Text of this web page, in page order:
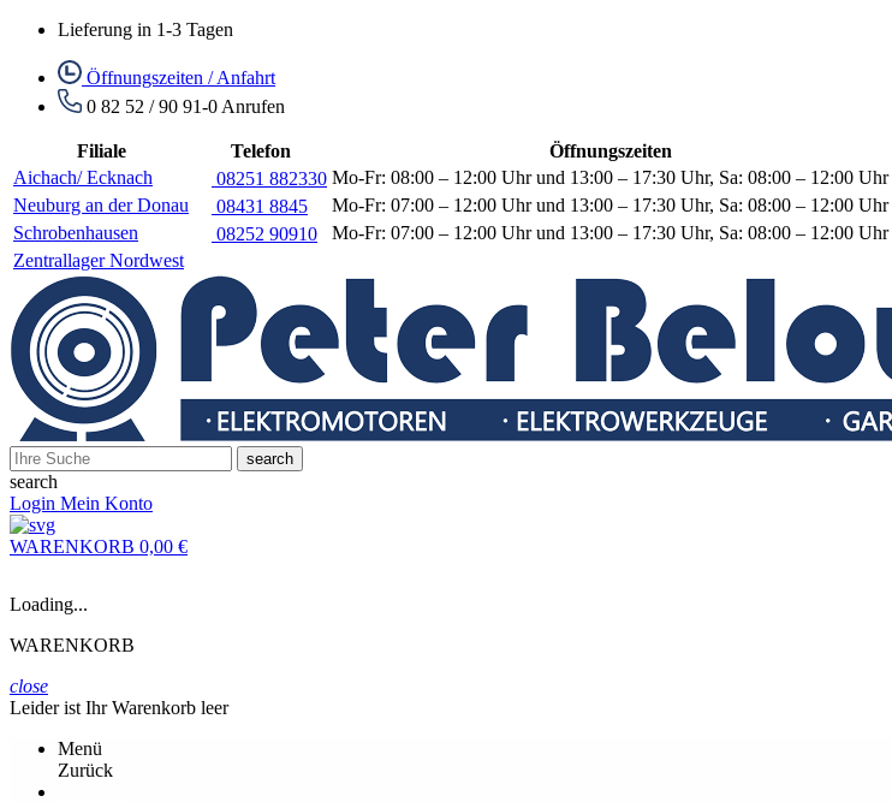
Lieferung in 1-3 Tagen
Öffnungszeiten / Anfahrt
0 82 52 / 90 91-0 Anrufen
Filiale Telefon Öffnungszeiten
Aichach/ Ecknach
08251 882330 Mo-Fr: 08:00 – 12:00 Uhr und 13:00 – 17:30 Uhr, Sa: 08:00 – 12:00 Uhr
Neuburg an der Donau
08431 8845 Mo-Fr: 07:00 – 12:00 Uhr und 13:00 – 17:30 Uhr, Sa: 08:00 – 12:00 Uhr
Schrobenhausen
08252 90910 Mo-Fr: 07:00 – 12:00 Uhr und 13:00 – 17:30 Uhr, Sa: 08:00 – 12:00 Uhr
Zentrallager Nordwest
search
search
Login Mein Konto
WARENKORB 0,00 €
Loading...
WARENKORB
close
Leider ist Ihr Warenkorb leer
Menü
Zurück